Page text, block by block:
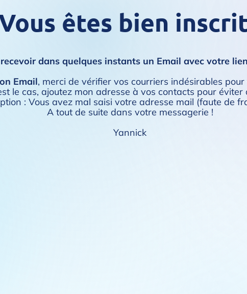
êtes bien
dans quelques instants un Email avec votre
Email, merci de vérifier vos courriers indésirables
le cas, ajoutez mon adresse à vos contacts pour
: Vous avez mal saisi votre adresse mail (faute de
A tout de suite dans votre messagerie !
Yannick